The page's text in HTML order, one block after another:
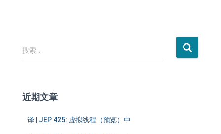
搜
索
搜索…
近期文章
译 | JEP 425: 虚拟线程（预览）中